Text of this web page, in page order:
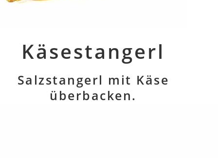
Käsestangerl
Salzstangerl mit Käse
überbacken.